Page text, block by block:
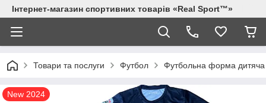
Інтернет-магазин спортивних товарів «Real Sport™»
Товари та послуги Футбол Футбольна форма дитяча
New 2024